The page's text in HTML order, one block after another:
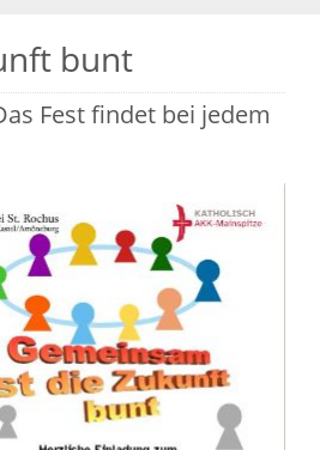
bunt
Fest findet bei jedem